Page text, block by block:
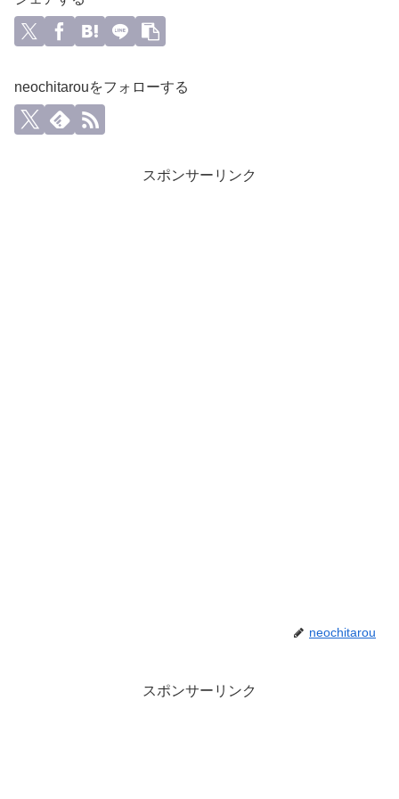
neochitarouをフォローする
スポンサーリンク
neochitarou
スポンサーリンク